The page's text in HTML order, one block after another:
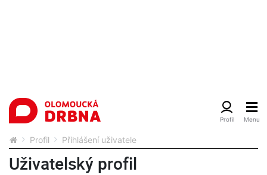
Profil Přihlášení uživatele
Uživatelský profil